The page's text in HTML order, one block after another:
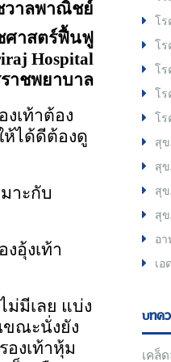
วาลพาณิชย์
ศาสตร์ฟื้นฟู
Hospital
าชพยาบาล
เท้าต้อง
ห้ได้ดีต้องดู
าะกับ
อุ้งเท้า
ม่มีเลย แบ่ง
ณะนั่งยัง
องเท้าหุ้ม
โร
โร
โร
โร
โร
สุ
สุ
สุ
สุ
อา
เ
บทค
เคล็